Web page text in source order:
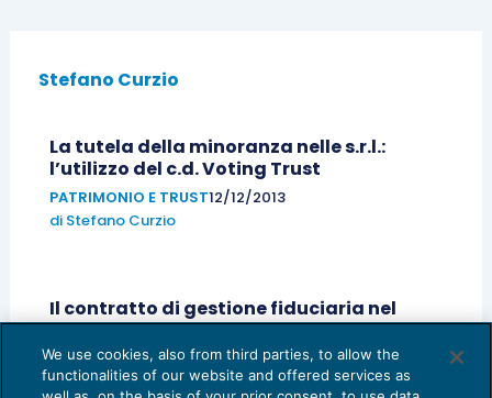
Stefano Curzio
La tutela della minoranza nelle s.r.l.:
l’utilizzo del c.d. Voting Trust
PATRIMONIO E TRUST12/12/2013
di Stefano Curzio
Il contratto di gestione fiduciaria nel
nuovo codice civile ungherese
PATRIMONIO E TRUST07/11/2013
diStefano CurzioeClaudio Pittia
We use cookies, also from third parties, to allow the
functionalities of our website and offered services as